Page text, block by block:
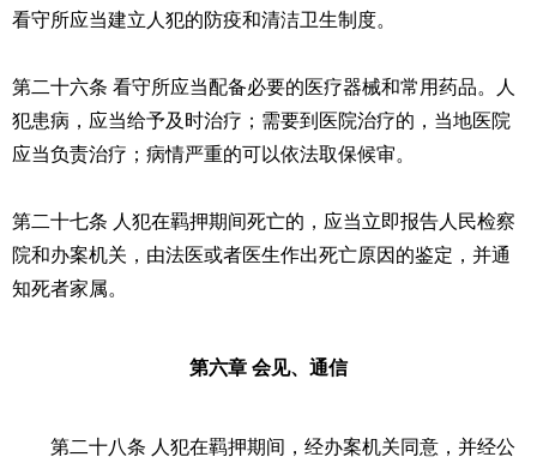
看守所应当建立人犯的防疫和清洁卫生制度。
第二十六条 看守所应当配备必要的医疗器械和常用药品。人
犯患病，应当给予及时治疗；需要到医院治疗的，当地医院
应当负责治疗；病情严重的可以依法取保候审。
第二十七条 人犯在羁押期间死亡的，应当立即报告人民检察
院和办案机关，由法医或者医生作出死亡原因的鉴定，并通
知死者家属。
第六章 会见、通信
第二十八条 人犯在羁押期间，经办案机关同意，并经公